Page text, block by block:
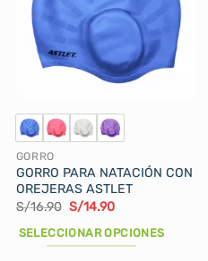
GORRO
GORRO PARA NATACIÓN CON
OREJERAS ASTLET
S/16.90 El
original
era:
S/14.90El
actual
es:
SELECCIONAR OPCIONES